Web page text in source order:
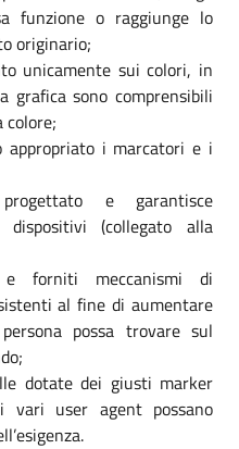
funzione o raggiunge lo
originario;
unicamente sui colori, in
sono comprensibili
colore;
i marcatori e i
e garantisce
dispositivi (collegato alla
forniti meccanismi di
al fine di aumentare
possa trovare sul
dotate dei giusti marker
user agent possano